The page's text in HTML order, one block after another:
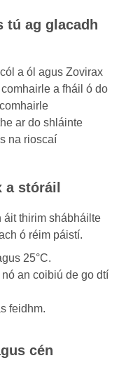
tú ag glacadh
a ól agus Zovirax
a fháil ó do
ar do shláinte
na rioscaí
a stóráil
áit thirim shábháilte
ó réim páistí.
25°C.
an coibiú de go dtí
feidhm.
cén